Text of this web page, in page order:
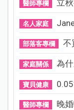
醫師專欄 立
名人家庭
部落客專欄 不
家庭關係 為
寶貝健康
醫師專欄 晚